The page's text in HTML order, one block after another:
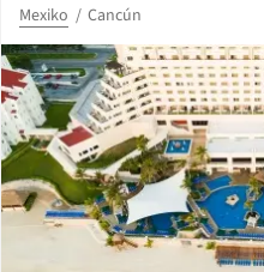
Mexiko Cancún